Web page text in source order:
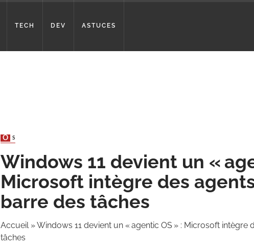
TECH DEV ASTUCES
OS
Windows 11 devient un «
Microsoft intègre des
barre des tâches
Accueil»Windows 11 devient un « agentic OS » : Microsoft intègre
tâches